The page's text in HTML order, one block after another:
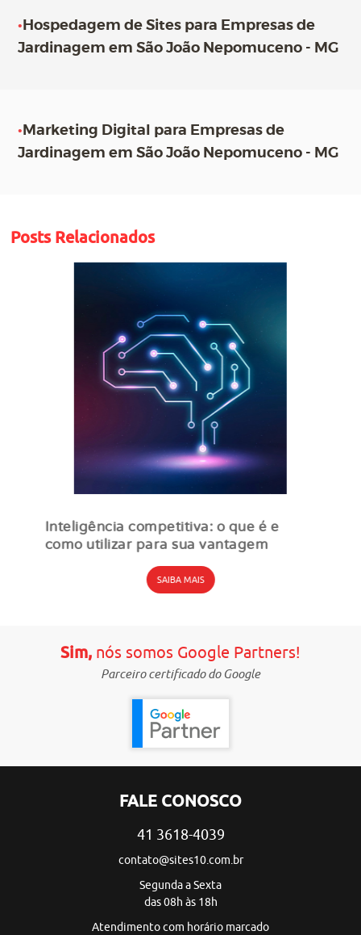
• Hospedagem de Sites para Empresas de
Jardinagem em São João Nepomuceno - MG
• Marketing Digital para Empresas de
Jardinagem em São João Nepomuceno - MG
Posts Relacionados
Inteligência competitiva: o que é e
como utilizar para sua vantagem
SAIBA MAIS
Sim,nós somos Google Partners!
Parceiro certificado do Google
FALE CONOSCO
41 3618-4039
contato@sites10.com.br
Segunda a Sexta
das 08h às 18h
Atendimento com horário marcado